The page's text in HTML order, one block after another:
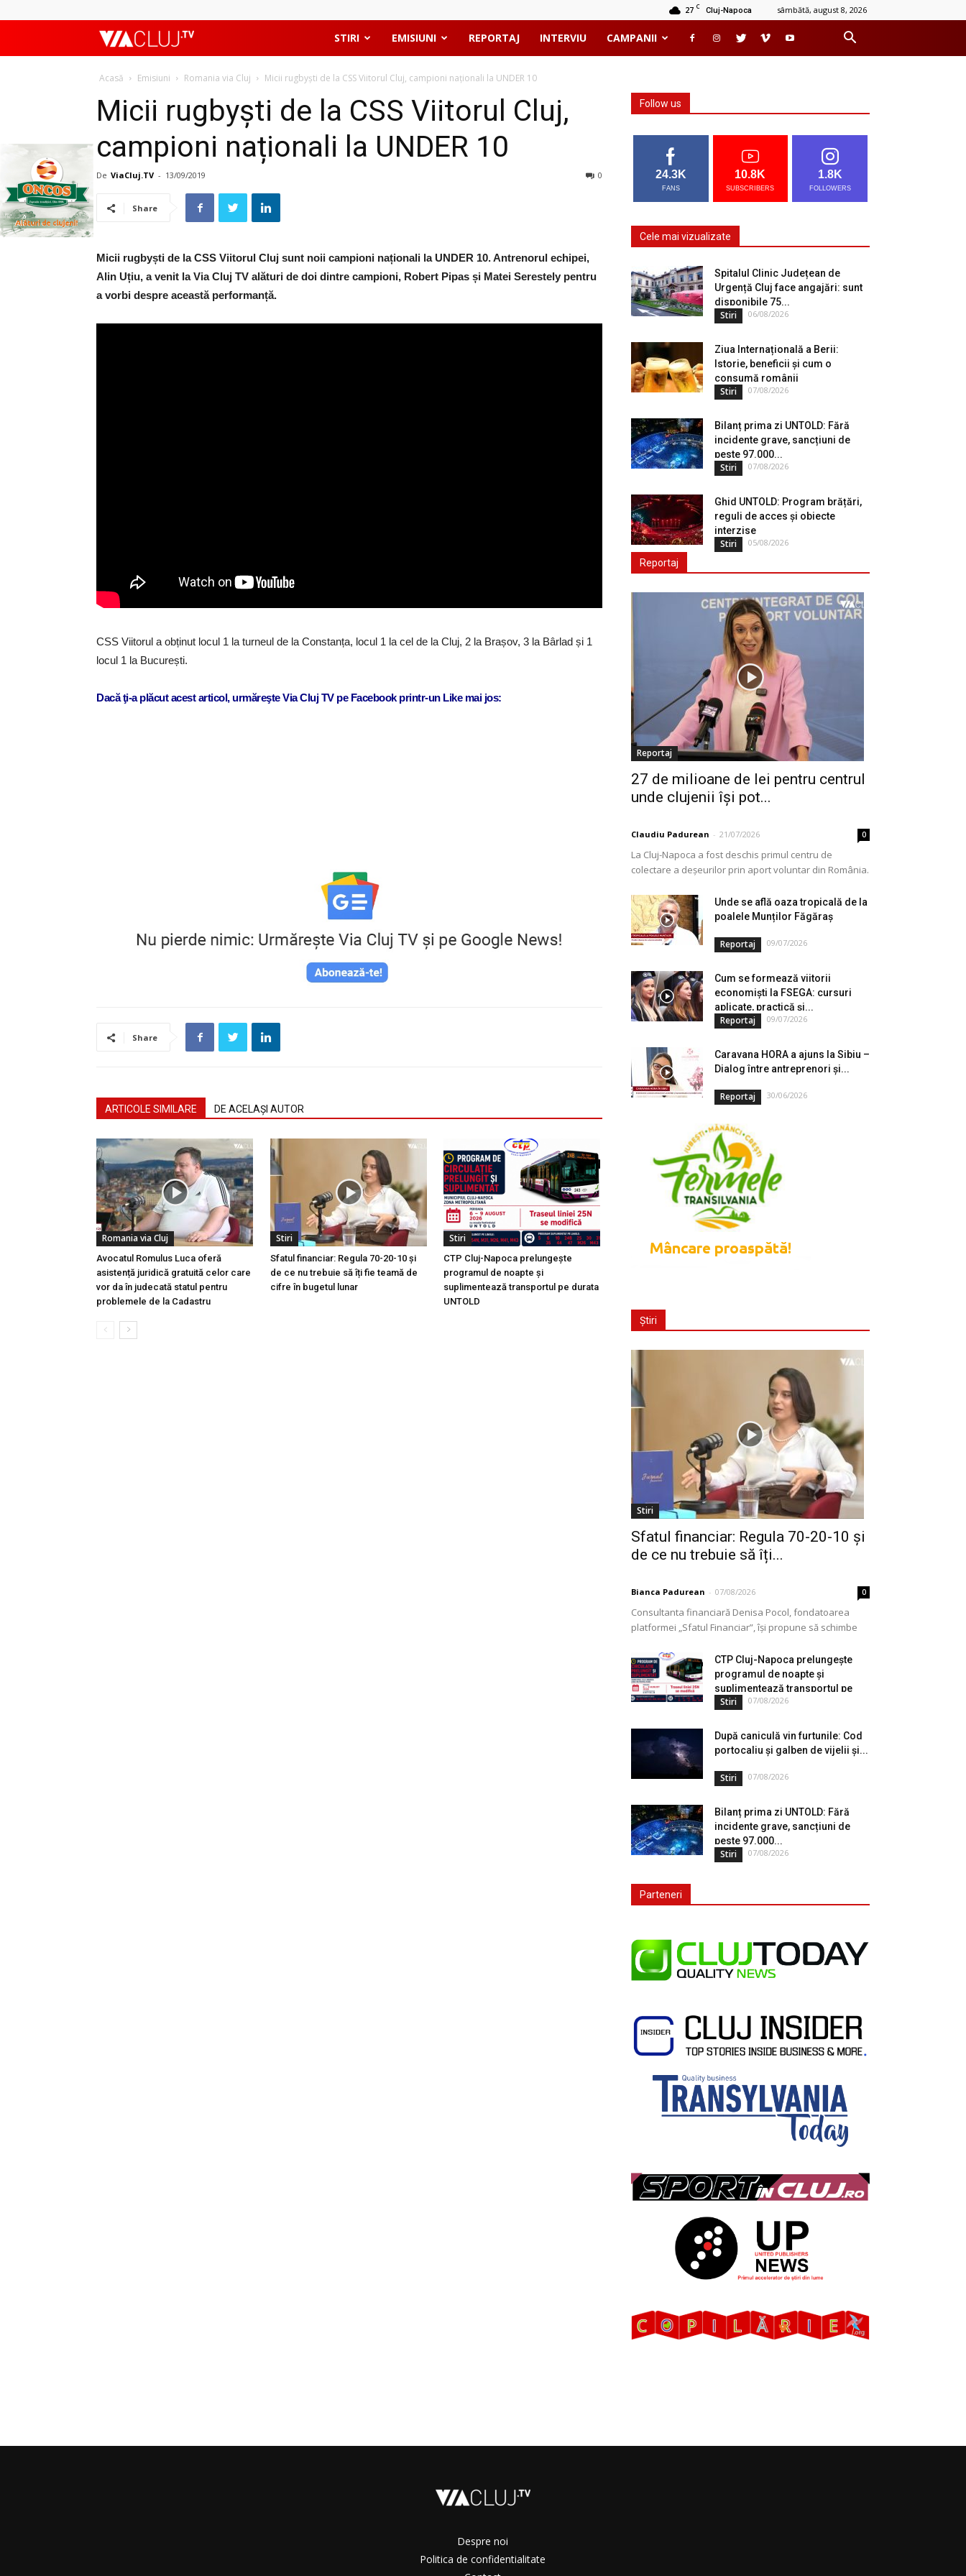
27 C Cluj-Napoca sâmbătă, august 8, 2026
ViaClujTV STIRI EMISIUNI REPORTAJ INTERVIU CAMPANII
Acasă Emisiuni Romania via Cluj Micii rugbyști de la CSS Viitorul Cluj, campioni naționali la UNDER 10
Micii rugbyști de la CSS Viitorul Cluj,
campioni naționali la UNDER 10
De ViaCluj.TV - 13/09/2019 0
Share
Micii rugbyști de la CSS Viitorul Cluj sunt noii campioni naționali la UNDER 10. Antrenorul echipei,
Alin Uțiu, a venit la Via Cluj TV alături de doi dintre campioni, Robert Pipas și Matei Serestely pentru
a vorbi despre această performanță.
CSS Viitorul a obținut locul 1 la turneul de la Constanța, locul 1 la cel de la Cluj, 2 la Brașov, 3 la Bârlad și 1
locul 1 la București.
Dacă ţi-a plăcut acest articol, urmăreşte Via Cluj TV pe Facebook printr-un Like mai jos:
Share
ARTICOLE SIMILARE DE ACELAȘI AUTOR
Romania via Cluj
Avocatul Romulus Luca oferă
asistență juridică gratuită celor care
vor da în judecată statul pentru
problemele de la Cadastru
Stiri
Sfatul financiar: Regula 70-20-10 și
de ce nu trebuie să îți fie teamă de
cifre în bugetul lunar
Stiri
CTP Cluj-Napoca prelungește
programul de noapte și
suplimentează transportul pe durata
UNTOLD
Follow us
24.3K
FANS
10.8K
SUBSCRIBERS
1.8K
FOLLOWERS
Cele mai vizualizate
Spitalul Clinic Județean de
Urgență Cluj face angajări: sunt
disponibile 75...
Stiri 06/08/2026
Ziua Internațională a Berii:
Istorie, beneficii și cum o
consumă românii
Stiri 07/08/2026
Bilanț prima zi UNTOLD: Fără
incidente grave, sancțiuni de
peste 97.000...
Stiri 07/08/2026
Ghid UNTOLD: Program brățări,
reguli de acces și obiecte
interzise
Stiri 05/08/2026
Reportaj
Reportaj
27 de milioane de lei pentru centrul
unde clujenii își pot...
Claudiu Padurean - 21/07/2026 0
La Cluj-Napoca a fost deschis primul centru de
colectare a deșeurilor prin aport voluntar din România.
Unde se află oaza tropicală de la
poalele Munților Făgăraș
Reportaj 09/07/2026
Cum se formează viitorii
economiști la FSEGA: cursuri
aplicate, practică și...
Reportaj 09/07/2026
Caravana HORA a ajuns la Sibiu –
Dialog între antreprenori și...
Reportaj 30/06/2026
Știri
Stiri
Sfatul financiar: Regula 70-20-10 și
de ce nu trebuie să îți...
Bianca Padurean - 07/08/2026 0
Consultanta financiară Denisa Pocol, fondatoarea
platformei „Sfatul Financiar”, își propune să schimbe
experiență de peste...CTP Cluj-Napoca prelungește
programul de noapte și
suplimentează transportul pe
durata...
Stiri 07/08/2026
După caniculă vin furtunile: Cod
portocaliu și galben de vijelii și...
Stiri 07/08/2026
Bilanț prima zi UNTOLD: Fără
incidente grave, sancțiuni de
peste 97.000...
Stiri 07/08/2026
Parteneri
Despre noi
Politica de confidentialitate